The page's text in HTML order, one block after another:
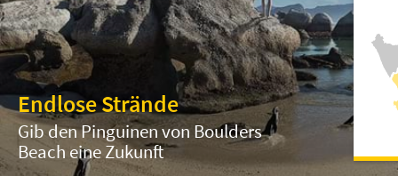
Endlose Strände
Gib den Pinguinen von Boulders
Beach eine Zukunft